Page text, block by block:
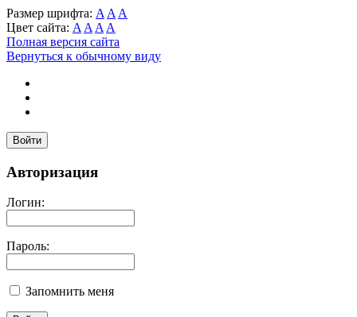
Размер шрифта: A A A
Цвет сайта: A A A A
Полная версия сайта
Вернуться к обычному виду
Войти
Авторизация
Логин:
Пароль:
Запомнить меня